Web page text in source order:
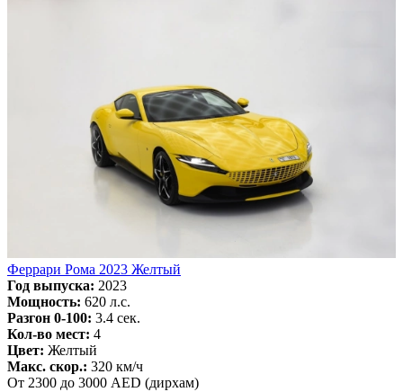
Феррари Рома 2023 Желтый
Год выпуска: 2023
Мощность: 620 л.с.
Разгон 0-100: 3.4 сек.
Кол-во мест: 4
Цвет: Желтый
Макс. скор.: 320 км/ч
От 2300 до 3000 AED (дирхам)